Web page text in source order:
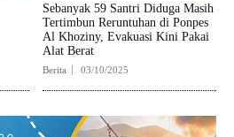
Sebanyak 59 Santri Diduga Masih
Tertimbun Reruntuhan di Ponpes
Al Khoziny, Evakuasi Kini Pakai
Alat Berat
Berita 03/10/2025